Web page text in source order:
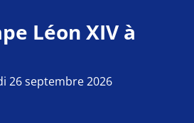
Léon XIV à
26 septembre 2026